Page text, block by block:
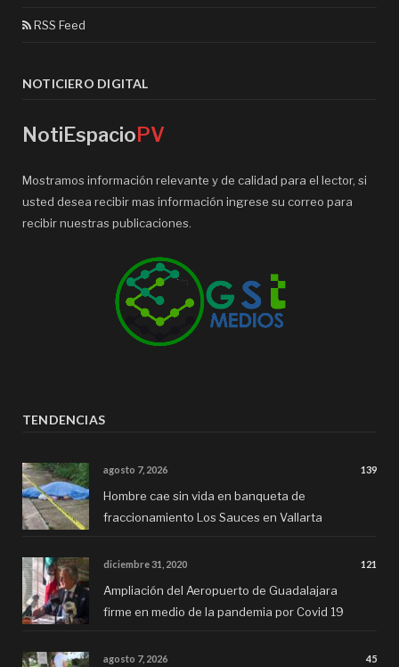
RSS Feed
NOTICIERO DIGITAL
NotiEspacioPV
Mostramos información relevante y de calidad para el lector, si
usted desea recibir mas información ingrese su correo para
recibir nuestras publicaciones.
TENDENCIAS
agosto 7, 2026 139
Hombre cae sin vida en banqueta de
fraccionamiento Los Sauces en Vallarta
diciembre 31, 2020 121
Ampliación del Aeropuerto de Guadalajara
firme en medio de la pandemia por Covid 19
agosto 7, 2026 45